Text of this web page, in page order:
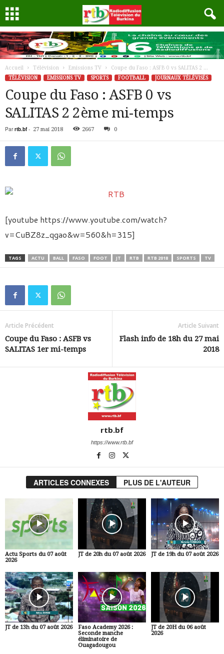
Accueil Télévision Emissions TV
Coupe du Faso : ASFB 0 vs SALITAS 2 ...
TÉLÉVISION
EMISSIONS TV SPORTS FOOTBALL JOURNAUX TÉLÉVISÉS
Coupe du Faso : ASFB 0 vs
SALITAS 2 2ème mi-temps
Par rtb.bf- 27 mai 2018 2667 0
[youtube https://www.youtube.com/watch?
v=CuBZ8z_qgao&w=560&h=315]
TAGS ACTU BALL FASO FOOT JT RTB RTB 2018 SPORTS TV
Article Précédent
Coupe du Faso : ASFB vs
SALITAS 1er mi-temps
Article Suivant
Flash info de 18h du 27 mai
2018
rtb.bf
https://www.rtb.bf
ARTICLES CONNEXES PLUS DE L'AUTEUR
Actu Sports du 07 août
2026
JT de 20h du 07 août 2026 JT de 19h du 07 août 2026
JT de 13h du 07 août 2026
Faso Academy 2026 :
Seconde manche
éliminatoire de
Ouagadougou
JT de 20H du 06 août
2026